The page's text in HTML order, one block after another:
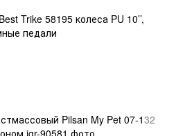
Trike 58195 колеса PU 10’’,
педали